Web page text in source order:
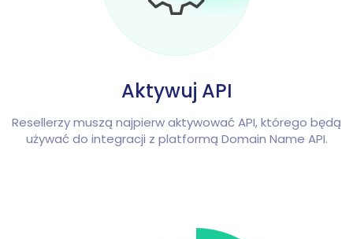
Aktywuj API
Resellerzy muszą najpierw aktywować API, którego będą
używać do integracji z platformą Domain Name API.